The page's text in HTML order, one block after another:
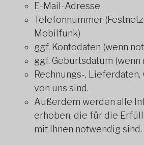
E-Mail-Adresse
Telefonnummer
Mobilfunk)
ggf. Kontodaten (wenn
ggf. Geburtsdatum (wenn
Rechnungs-, Lieferdaten,
von uns sind.
Außerdem werden alle
erhoben, die für die
mit Ihnen notwendig sind.